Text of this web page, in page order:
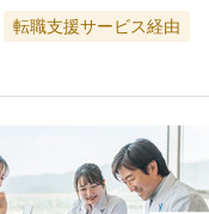
転職支援サービス経由